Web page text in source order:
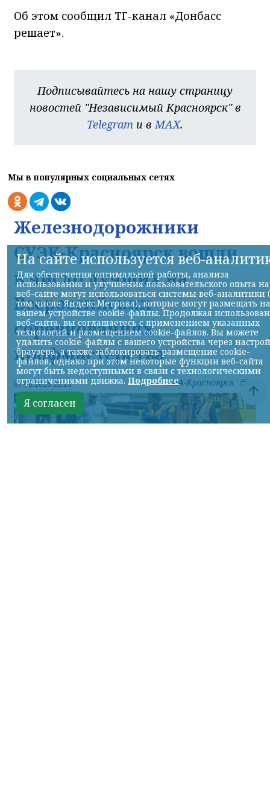
Об этом сообщил ТГ-канал «Донбасс
решает».
Подписывайтесь на нашу страницу
новостей "Независимый Красноярск" в
Telegram и в MAX.
Мы в популярных социальных сетях
Железнодорожники
СУЭК-Красноярск вошли
в число лучших на
Всероссийских
соревнованиях
профмастерства
07.08.2026 22:13 НИА-Красноярск
На сайте используется веб-
Для обеспечения оптимальной работы, анализа
использования и улучшения пользовательского опыта на
веб-сайте могут использоваться системы веб-аналитики
том числе Яндекс.Метрика), которые могут размещать на
вашем устройстве cookie-файлы. Продолжая
веб-сайта, вы соглашаетесь с применением указанных
технологий и размещением cookie-файлов. Вы можете
удалить cookie-файлы с вашего устройства через
браузера, а также заблокировать размещение cookie-
файлов, однако при этом некоторые функции веб-сайта
могут быть недоступными в связи с технологическими
ограничениями движка. Подробнее
Я согласен